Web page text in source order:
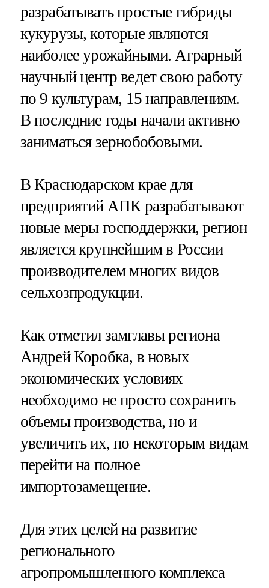
разрабатывать простые гибриды
кукурузы, которые являются
наиболее урожайными. Аграрный
научный центр ведет свою работу
по 9 культурам, 15 направлениям.
В последние годы начали активно
заниматься зернобобовыми.
В Краснодарском крае для
предприятий АПК разрабатывают
новые меры господдержки, регион
является крупнейшим в России
производителем многих видов
сельхозпродукции.
Как отметил замглавы региона
Андрей Коробка, в новых
экономических условиях
необходимо не просто сохранить
объемы производства, но и
увеличить их, по некоторым видам
перейти на полное
импортозамещение.
Для этих целей на развитие
регионального
агропромышленного комплекса